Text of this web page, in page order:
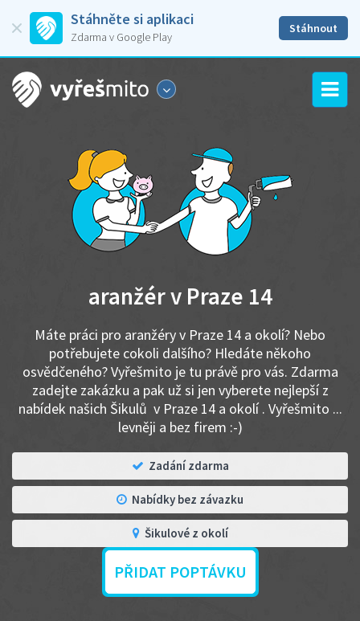
Stáhněte si aplikaci
Zdarma v Google Play
Stáhnout
aranžér v Praze 14
Máte práci pro aranžéry v Praze 14 a okolí? Nebo
potřebujete cokoli dalšího? Hledáte někoho
osvědčeného? Vyřešmito je tu právě pro vás. Zdarma
zadejte zakázku a pak už si jen vyberete nejlepší z
nabídek našich Šikulů v Praze 14 a okolí . Vyřešmito ...
levněji a bez firem :-)
Zadání zdarma
Nabídky bez závazku
Šikulové z okolí
PŘIDAT POPTÁVKU